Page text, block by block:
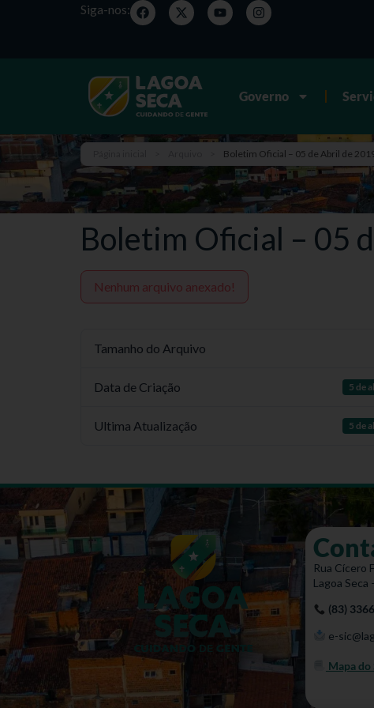
Siga-nos:
Governo
Boletim Oficial – 05 de Abril de
Boletim Oficial – 05
Nenhum arquivo anexado!
Tamanho do Arquivo
Data de Criação 5 de
Ultima Atualização 5 de
Rua Cícero
Lagoa Seca
(83)
e-
Mapa do